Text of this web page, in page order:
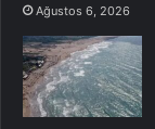
Ağustos 6, 2026